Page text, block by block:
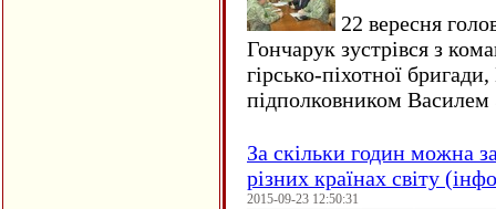
22 вересня
Гончарук зустрівся з
гірсько-піхотної
підполковником
За скільки годин можна
різних країнах світу
2015-09-23 12:50:31